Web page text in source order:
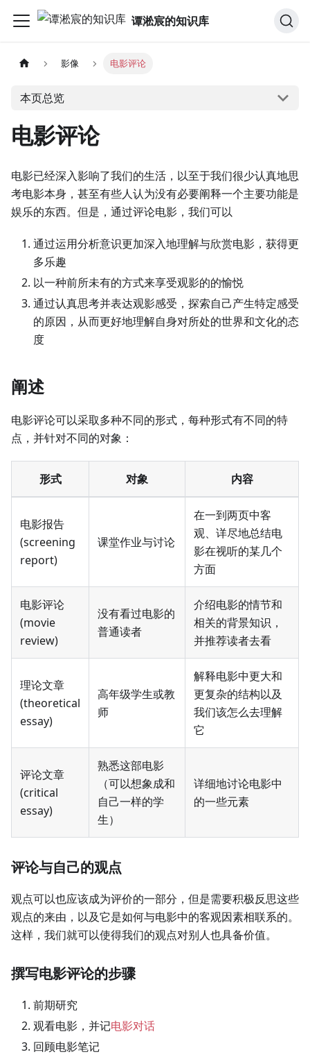
谭淞宸的知识库
影像 电影评论
本页总览
电影评论
电影已经深入影响了我们的生活，以至于我们很少认真地思
考电影本身，甚至有些人认为没有必要阐释一个主要功能是
娱乐的东西。但是，通过评论电影，我们可以
通过运用分析意识更加深入地理解与欣赏电影，获得更
多乐趣
以一种前所未有的方式来享受观影的的愉悦
通过认真思考并表达观影感受，探索自己产生特定感受
的原因，从而更好地理解自身对所处的世界和文化的态
度
阐述
电影评论可以采取多种不同的形式，每种形式有不同的特
点，并针对不同的对象：
形式 对象 内容
电影报告
(screening
report)
课堂作业与讨论
在一到两页中客
观、详尽地总结电
影在视听的某几个
方面
电影评论
(movie
review)
没有看过电影的
普通读者
介绍电影的情节和
相关的背景知识，
并推荐读者去看
理论文章
(theoretical
essay)
高年级学生或教
师
解释电影中更大和
更复杂的结构以及
我们该怎么去理解
它
评论文章
(critical
essay)
熟悉这部电影
（可以想象成和
自己一样的学
生）
详细地讨论电影中
的一些元素
评论与自己的观点
观点可以也应该成为评价的一部分，但是需要积极反思这些
观点的来由，以及它是如何与电影中的客观因素相联系的。
这样，我们就可以使得我们的观点对别人也具备价值。
撰写电影评论的步骤
前期研究
观看电影，并记电影对话
回顾电影笔记